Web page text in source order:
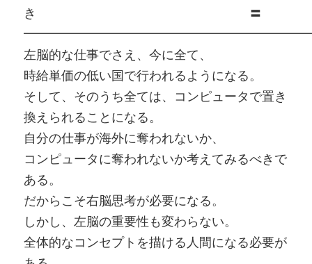
き 〓
左脳的な仕事でさえ、今に全て、
時給単価の低い国で行われるようになる。
そして、そのうち全ては、コンピュータで置き
換えられることになる。
自分の仕事が海外に奪われないか、
コンピュータに奪われないか考えてみるべきで
ある。
だからこそ右脳思考が必要になる。
しかし、左脳の重要性も変わらない。
全体的なコンセプトを描ける人間になる必要が